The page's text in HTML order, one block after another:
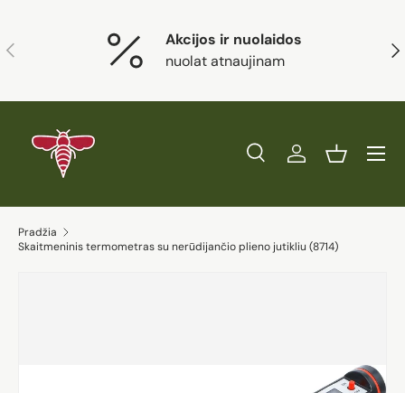
Ankstesnis
Akcijos ir nuolaidos
nuolat atnaujinam
Ieškoti
Prekės tipas
PaieškaPrisijungtiKrepšelis
Pradžia
Skaitmeninis termometras su nerūdijančio plieno jutikliu (8714)